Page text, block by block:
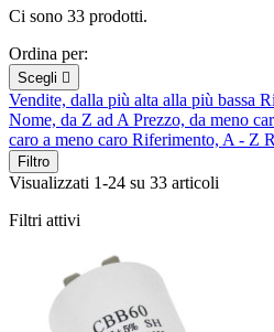
Ci sono 33 prodotti.
Ordina per:
Scegli 
Vendite, dalla più alta alla più bassa
Nome, da Z ad A Prezzo, da meno
caro a meno caro Riferimento, A - Z
Filtro
Visualizzati 1-24 su 33 articoli
Filtri attivi